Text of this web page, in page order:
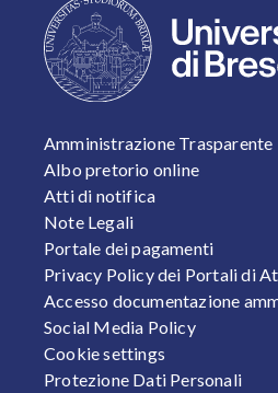
FOOTER 1
Amministrazione Trasparente
Albo pretorio online
Atti di notifica
Note Legali
Portale dei pagamenti
Privacy Policy dei Portali di
Accesso documentazione
Social Media Policy
Cookie settings
Protezione Dati Personali